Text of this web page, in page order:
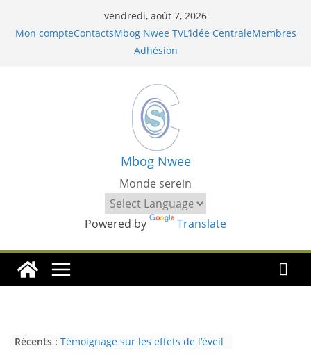
vendredi, août 7, 2026
Mon compteContactsMbog Nwee TVL’idée CentraleMembres
Adhésion
Mbog Nwee
Monde serein
Powered by Translate
Récents : Témoignage sur les effets de l’éveil